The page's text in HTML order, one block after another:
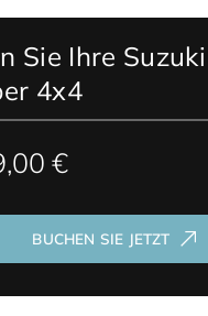
Sie Ihre
4x4
€
BUCHEN SIE JETZT